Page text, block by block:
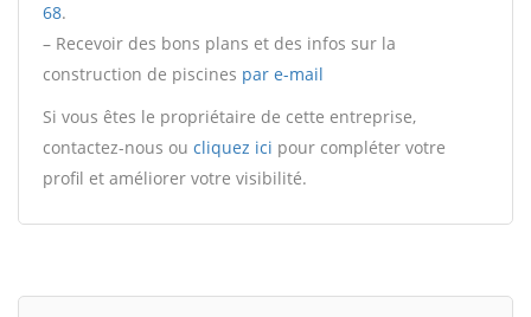
68.
– Recevoir des bons plans et des infos sur la
construction de piscines par e-mail
Si vous êtes le propriétaire de cette entreprise,
contactez-nous ou cliquez ici pour compléter votre
profil et améliorer votre visibilité.